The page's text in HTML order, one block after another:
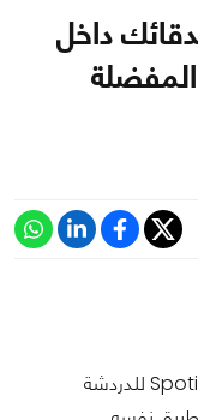
داخل
سبوتيفاي تطلق ميزة Spotify Messages للدردشة